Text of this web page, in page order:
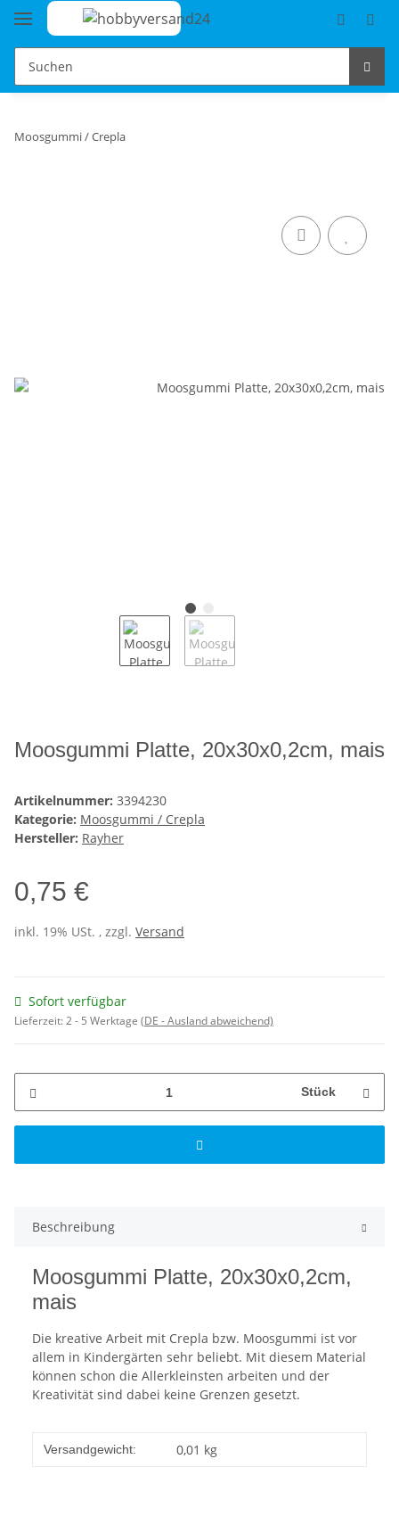
Moosgummi / Crepla
Moosgummi Platte, 20x30x0,2cm, mais
Artikelnummer: 3394230
Kategorie: Moosgummi / Crepla
Hersteller: Rayher
0,75 €
inkl. 19% USt. , zzgl. Versand
Sofort verfügbar
Lieferzeit:2 - 5 Werktage (DE - Ausland abweichend)
Stück
Beschreibung
Moosgummi Platte, 20x30x0,2cm,
mais
Die kreative Arbeit mit Crepla bzw. Moosgummi ist vor
allem in Kindergärten sehr beliebt. Mit diesem Material
können schon die Allerkleinsten arbeiten und der
Kreativität sind dabei keine Grenzen gesetzt.
Versandgewicht: 0,01 kg